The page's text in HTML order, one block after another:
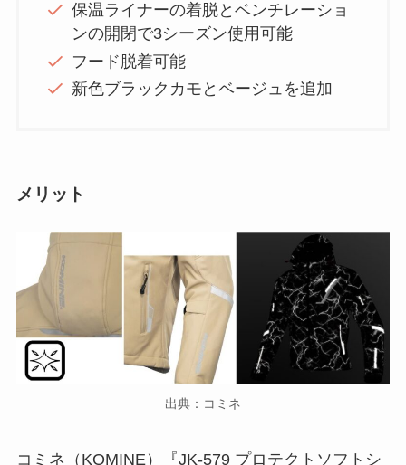
保温ライナーの着脱とベンチレーショ
ンの開閉で3シーズン使用可能
フード脱着可能
新色ブラックカモとベージュを追加
メリット
出典：コミネ
コミネ（KOMINE）『JK-579 プロテクトソフトシ